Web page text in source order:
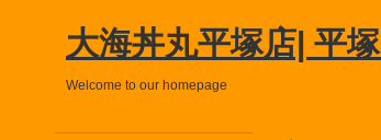
大海丼丸平塚店| 平
Welcome to our homepage